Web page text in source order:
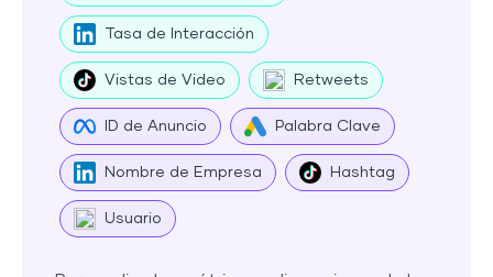
Tasa de Interacción
Vistas de Video Retweets
ID de Anuncio Palabra Clave
Nombre de Empresa Hashtag
Usuario